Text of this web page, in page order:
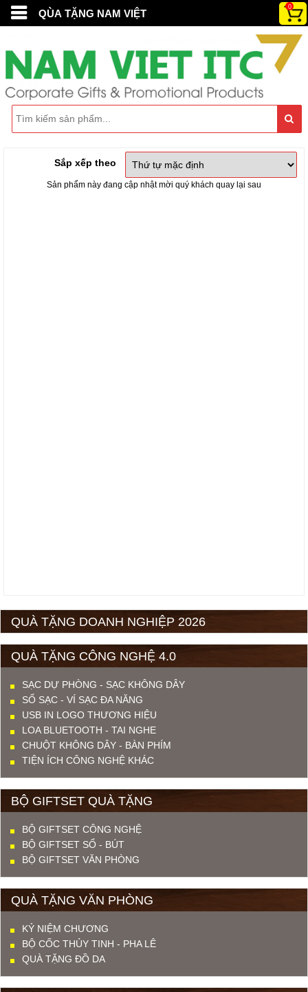
QÙA TẶNG NAM VIỆT
0
Sắp xếp theo
Sản phẩm này đang cập nhật mời quý khách quay lại sau
QUÀ TẶNG DOANH NGHIỆP 2026
QUÀ TẶNG CÔNG NGHỆ 4.0
SẠC DỰ PHÒNG - SẠC KHÔNG DÂY
SỔ SẠC - VÍ SẠC ĐA NĂNG
USB IN LOGO THƯƠNG HIỆU
LOA BLUETOOTH - TAI NGHE
CHUỘT KHÔNG DÂY - BÀN PHÍM
TIỆN ÍCH CÔNG NGHỆ KHÁC
BỘ GIFTSET QUÀ TẶNG
BỘ GIFTSET CÔNG NGHỆ
BỘ GIFTSET SỔ - BÚT
BỘ GIFTSET VĂN PHÒNG
QUÀ TẶNG VĂN PHÒNG
KỶ NIỆM CHƯƠNG
BỘ CỐC THỦY TINH - PHA LÊ
QUÀ TẶNG ĐỒ DA